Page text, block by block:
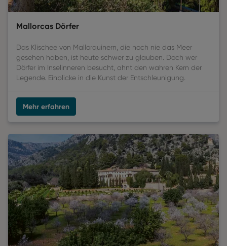
Mallorcas Dörfer
Das Klischee von Mallorquinern, die noch nie das Meer
gesehen haben, ist heute schwer zu glauben. Doch wer
Dörfer im Inselinneren besucht, ahnt den wahren Kern der
Legende. Einblicke in die Kunst der Entschleunigung.
Mehr erfahren